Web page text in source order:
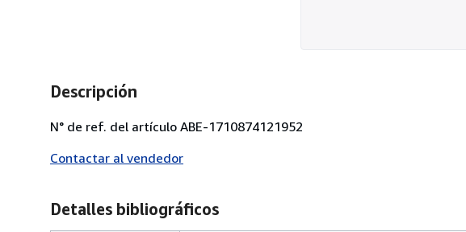
Descripción
N° de ref. del artículo ABE-1710874121952
Contactar al vendedor
Detalles bibliográficos